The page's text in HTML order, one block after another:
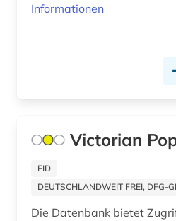
judaistik (1)
kartographie (2)
kino (1)
Informationen
Victorian
FID
DEUTSCHLANDWEIT FREI, DFG-
Die Datenbank bietet